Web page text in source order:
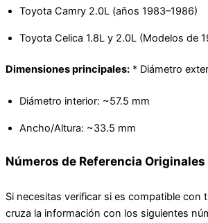
Toyota Camry 2.0L (años 1983–1986)
Toyota Celica 1.8L y 2.0L (Modelos de
Dimensiones principales: * Diámetro
Diámetro interior: ~57.5 mm
Ancho/Altura: ~33.5 mm
Números de Referencia Originales
Si necesitas verificar si es compatible con
cruza la información con los siguientes